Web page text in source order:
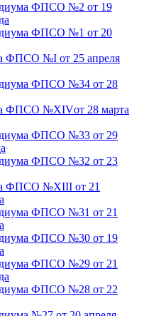
ФПСО №2 от 19
ФПСО №1 от 20
ФПСО №I от 25 апреля
ФПСО №34 от 28
ФПСО №XIVот 28 марта
ФПСО №33 от 29
ФПСО №32 от 23
ФПСО №XIII от 21
ФПСО №31 от 21
ФПСО №30 от 19
ФПСО №29 от 21
ФПСО №28 от 22